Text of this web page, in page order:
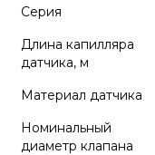
Серия
Длина капилляра
датчика, м
Материал датчика
Номинальный
диаметр клапана